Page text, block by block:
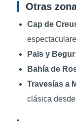
Otras
Cap de
Pals y Begur
Bahía de
Travesías a
clásica